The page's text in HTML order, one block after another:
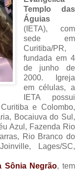
Templo das
Águias
(IETA), com
sede em
Curitiba/PR,
fundada em 4
de junho de
2000. Igreja
em células, a
IETA possui
e Colombo,
Bocaiuva do Sul,
Azul, Fazenda Rio
Rio Branco do
Lages/SC,
Sônia Negrão, tem